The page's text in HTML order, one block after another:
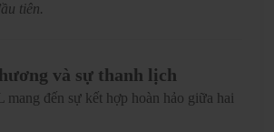
tiên.
và sự thanh lịch
đến sự kết hợp hoàn hảo giữa hai